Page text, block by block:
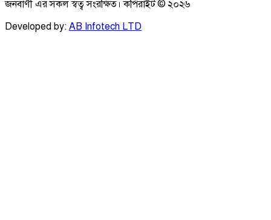
জনবাণী এর সকল স্বত্ব সংরক্ষিত। কপিরাইট © ২০২৬
Developed by: AB Infotech LTD